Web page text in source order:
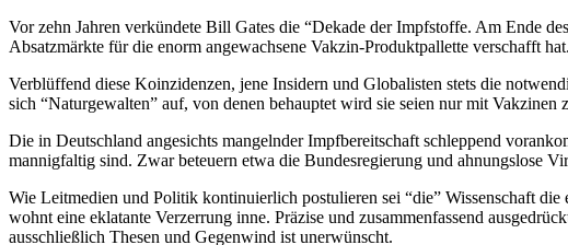
Vor zehn Jahren verkündete Bill Gates die “Dekade der Impfstoffe. Am Ende
Absatzmärkte für die enorm angewachsene Vakzin-Produktpallette verschafft hat.
Verblüffend diese Koinzidenzen, jene Insidern und Globalisten stets die
sich “Naturgewalten” auf, von denen behauptet wird sie seien nur mit Vakzinen
Die in Deutschland angesichts mangelnder Impfbereitschaft schleppend
mannigfaltig sind. Zwar beteuern etwa die Bundesregierung und ahnungslose
Wie Leitmedien und Politik kontinuierlich postulieren sei “die” Wissenschaft
wohnt eine eklatante Verzerrung inne. Präzise und zusammenfassend
ausschließlich Thesen und Gegenwind ist unerwünscht.